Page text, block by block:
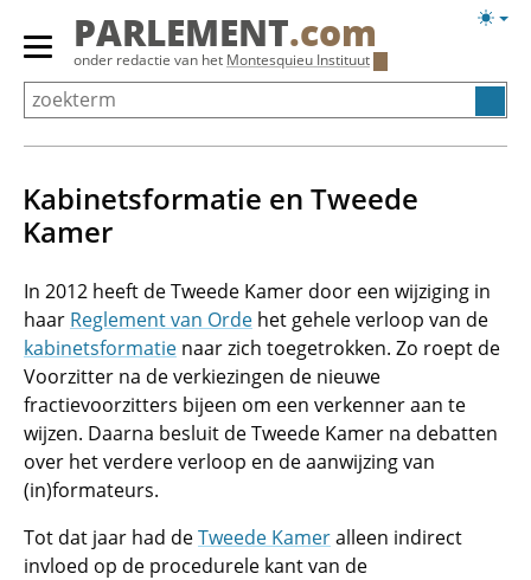
Overslaan
Primair
menu
tonen/verbergen
PARLEMENT.com
onder redactie van het Montesquieu Instituut
Kabinetsformatie en Tweede
Kamer
In 2012 heeft de Tweede Kamer door een wijziging in
haar Reglement van Orde het gehele verloop van de
kabinetsformatie naar zich toegetrokken. Zo roept de
Voorzitter na de verkiezingen de nieuwe
fractievoorzitters bijeen om een verkenner aan te
wijzen. Daarna besluit de Tweede Kamer na debatten
over het verdere verloop en de aanwijzing van
(in)formateurs.
Tot dat jaar had deTweede Kameralleen indirect
invloed op de procedurele kant van de